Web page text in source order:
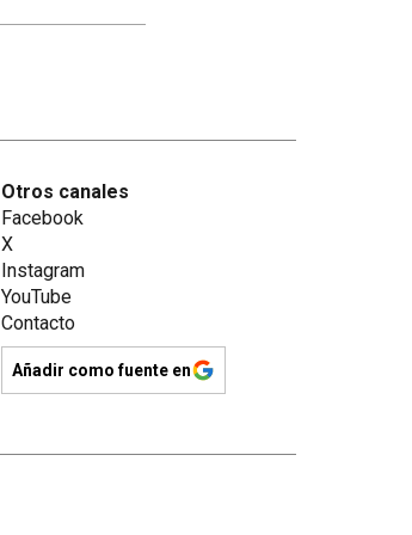
Otros canales
Facebook
X
Instagram
YouTube
Contacto
Añadir como fuente en